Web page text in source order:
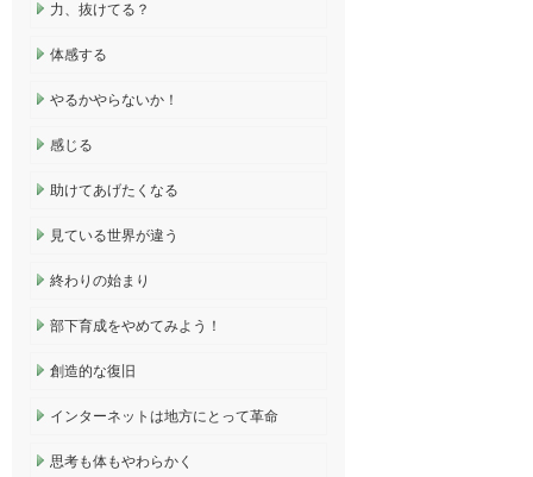
力、抜けてる？
体感する
やるかやらないか！
感じる
助けてあげたくなる
見ている世界が違う
終わりの始まり
部下育成をやめてみよう！
創造的な復旧
インターネットは地方にとって革命
思考も体もやわらかく